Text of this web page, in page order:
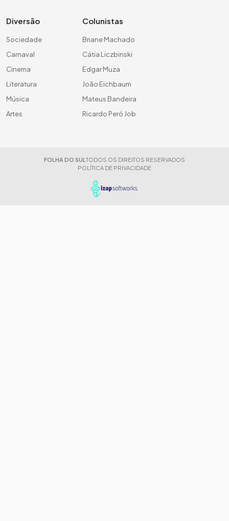
Diversão
Sociedade
Carnaval
Cinema
Literatura
Música
Artes
Colunistas
Briane Machado
Cátia Liczbinski
Edgar Muza
João Eichbaum
Mateus Bandeira
Ricardo Peró Job
FOLHA DO SUL TODOS OS DIREITOS RESERVADOS
POLÍTICA DE PRIVACIDADE